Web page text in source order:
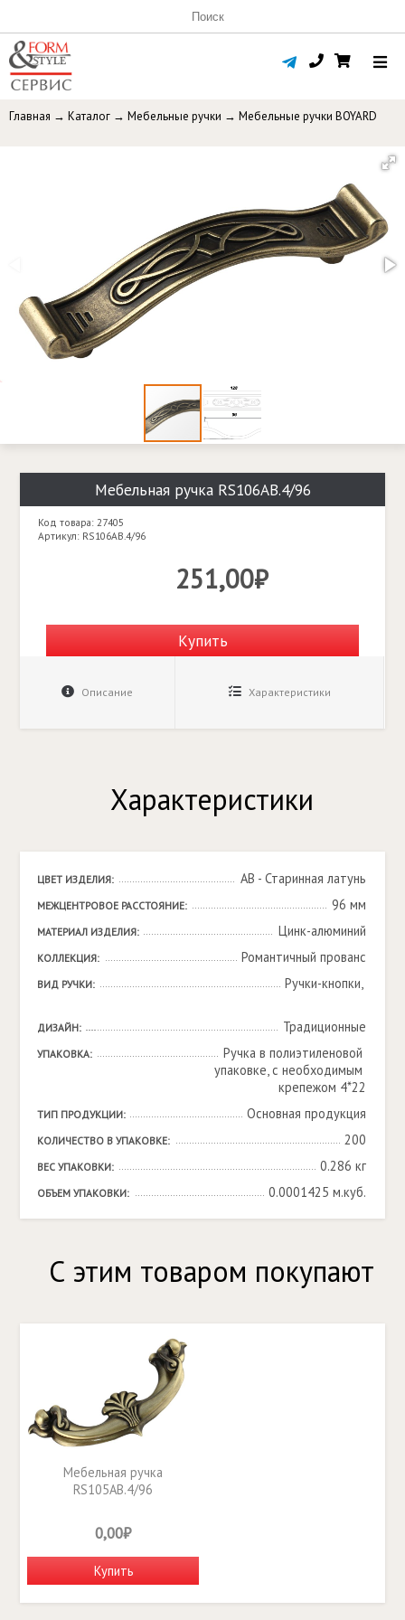
Главная → Каталог → Мебельные ручки → Мебельные ручки BOYARD
Мебельная ручка RS106AB.4/96
Код товара: 27405
Артикул: RS106AB.4/96
251,00₽
Купить
Описание Характеристики
Характеристики
ЦВЕТ ИЗДЕЛИЯ: AB - Старинная латунь
МЕЖЦЕНТРОВОЕ РАССТОЯНИЕ: 96 мм
МАТЕРИАЛ ИЗДЕЛИЯ: Цинк-алюминий
КОЛЛЕКЦИЯ: Романтичный прованс
ВИД РУЧКИ: Ручки-кнопки,
ДИЗАЙН: Традиционные
УПАКОВКА:
Ручка в полиэтиленовой
упаковке, с необходимым
крепежом 4*22
ТИП ПРОДУКЦИИ: Основная продукция
КОЛИЧЕСТВО В УПАКОВКЕ: 200
ВЕС УПАКОВКИ: 0.286 кг
ОБЪЕМ УПАКОВКИ: 0.0001425 м.куб.
С этим товаром покупают
Мебельная ручка
RS105AB.4/96
0,00₽
Купить